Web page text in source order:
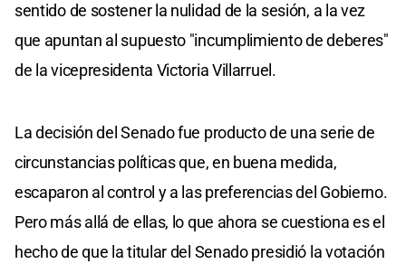
sentido de sostener la nulidad de la sesión, a la vez
que apuntan al supuesto "incumplimiento de deberes"
de la vicepresidenta Victoria Villarruel.
La decisión del Senado fue producto de una serie de
circunstancias políticas que, en buena medida,
escaparon al control y a las preferencias del Gobierno.
Pero más allá de ellas, lo que ahora se cuestiona es el
hecho de que la titular del Senado presidió la votación